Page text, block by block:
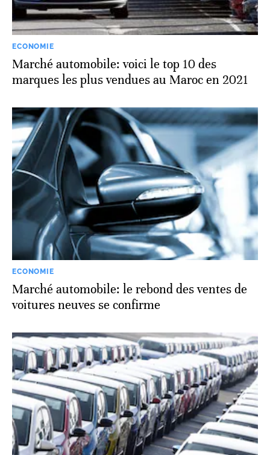
ECONOMIE
Marché automobile: voici le top 10 des
marques les plus vendues au Maroc en 2021
ECONOMIE
Marché automobile: le rebond des ventes de
voitures neuves se confirme